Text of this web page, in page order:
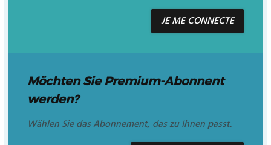
JE ME CONNECTE
Möchten Sie Premium-Abonnent
werden?
Wählen Sie das Abonnement, das zu Ihnen passt.